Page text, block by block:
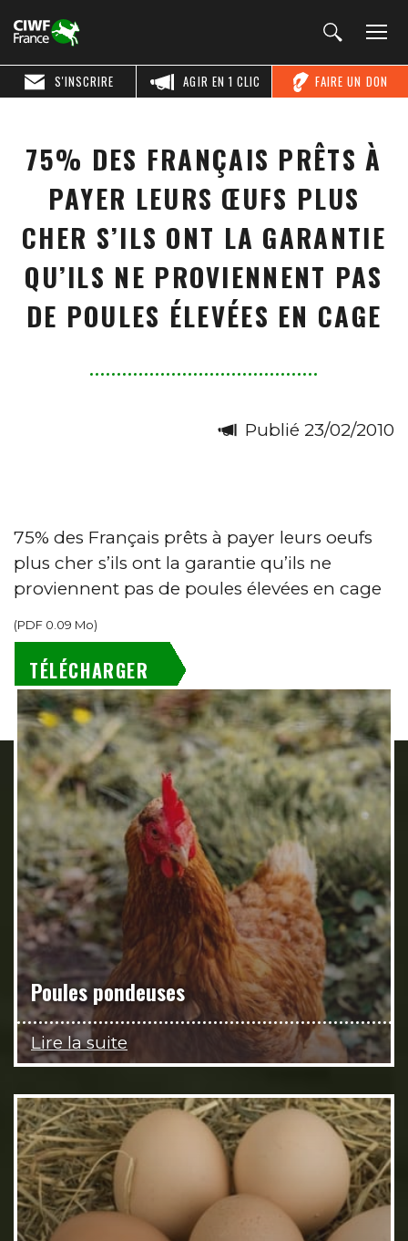
FAIRE UN DON
AGIR EN 1 CLIC
S'INSCRIRE
75% DES FRANÇAIS PRÊTS À
PAYER LEURS ŒUFS PLUS
CHER S’ILS ONT LA GARANTIE
QU’ILS NE PROVIENNENT PAS
DE POULES ÉLEVÉES EN CAGE
Publié 23/02/2010
75% des Français prêts à payer leurs oeufs
plus cher s’ils ont la garantie qu’ils ne
proviennent pas de poules élevées en cage
(PDF 0.09 Mo)
TÉLÉCHARGER
Poules pondeuses
Lire la suite